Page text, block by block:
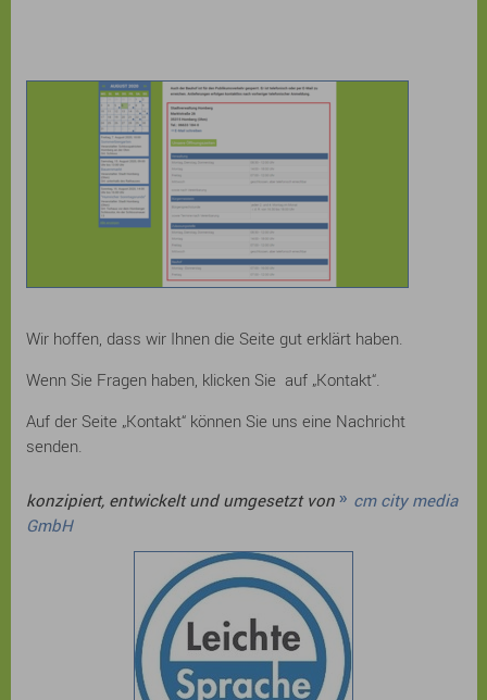
Wir hoffen, dass wir Ihnen die Seite gut erklärt haben.
Wenn Sie Fragen haben, klicken Sie auf „Kontakt“.
Auf der Seite „Kontakt“ können Sie uns eine Nachricht
senden.
konzipiert, entwickelt und umgesetzt von
cm city media
GmbH